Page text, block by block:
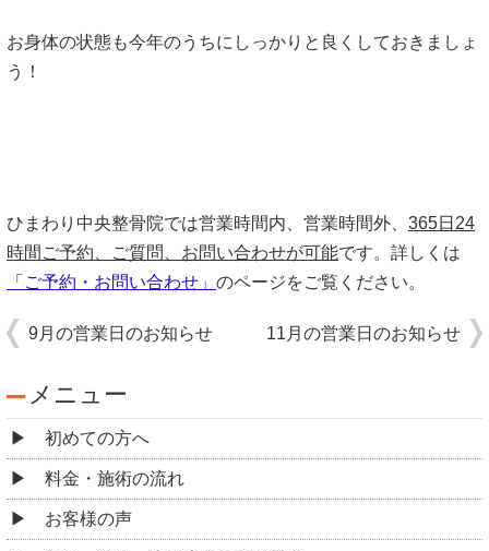
お身体の状態も今年のうちにしっかりと良くしておきましょ
う！
ひまわり中央整骨院では営業時間内、営業時間外、 365日24
時間ご予約、ご質問、お問い合わせが可能です。詳しくは
「ご予約・お問い合わせ」 のページをご覧ください。
9月の営業日のお知らせ 11月の営業日のお知らせ
メニュー
初めての方へ
料金・施術の流れ
お客様の声